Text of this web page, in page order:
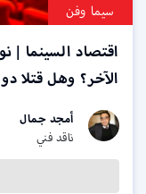
سيما وفن
اقتصاد السينما |
الآخر؟ وهل قتلا
أمجد جمال
ناقد فني